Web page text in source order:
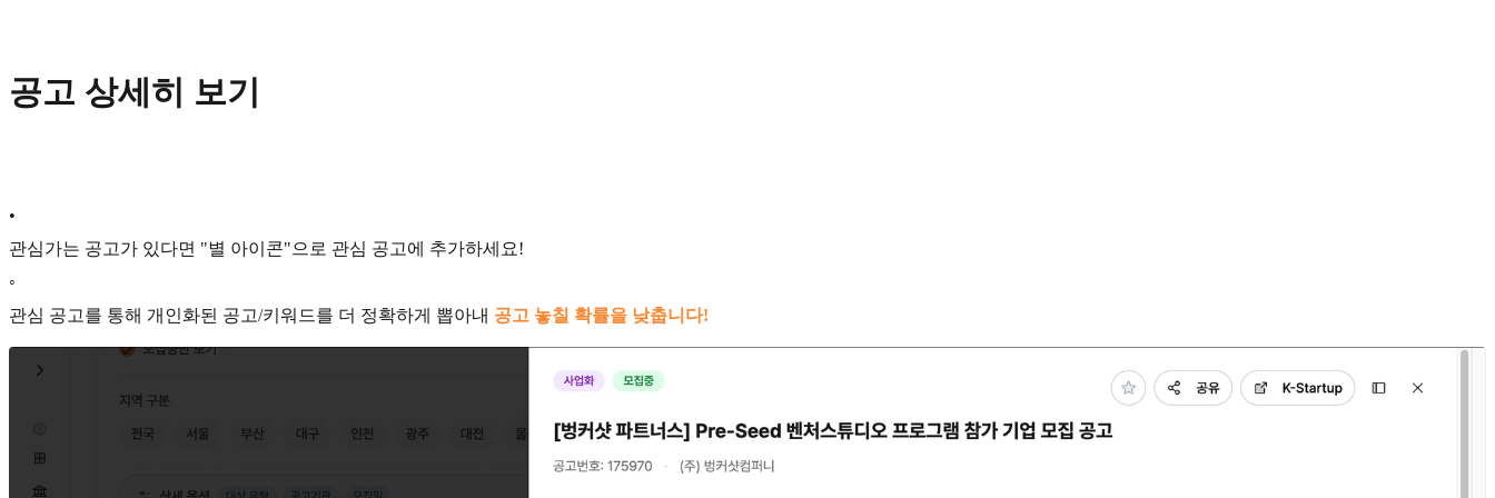
공고 상세히 보기
•
관심가는 공고가 있다면 "별 아이콘"으로 관심 공고에 추가하세요!
◦
관심 공고를 통해 개인화된 공고/키워드를 더 정확하게 뽑아내 공고 놓칠 확률을 낮춥니다!